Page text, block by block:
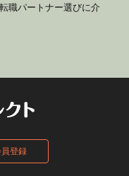
職パートナー選びに介
登録